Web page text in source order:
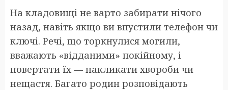
На кладовищі не варто забирати нічого
назад, навіть якщо ви впустили телефон чи
ключі. Речі, що торкнулися могили,
вважають «відданими» покійному, і
повертати їх — накликати хвороби чи
нещастя. Багато родин розповідають